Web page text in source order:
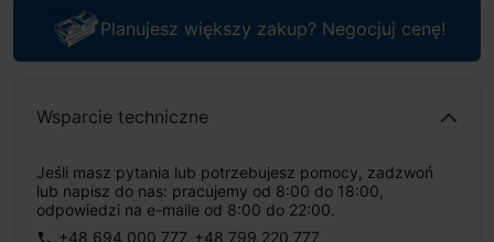
Planujesz większy zakup? Negocjuj cenę!
Wsparcie techniczne
Jeśli masz pytania lub potrzebujesz pomocy, zadzwoń
lub napisz do nas: pracujemy od 8:00 do 18:00,
odpowiedzi na e-maile od 8:00 do 22:00.
+48 694 000 777, +48 799 220 777